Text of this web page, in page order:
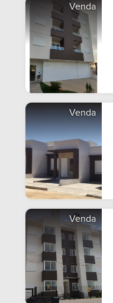
Venda
Venda
Venda